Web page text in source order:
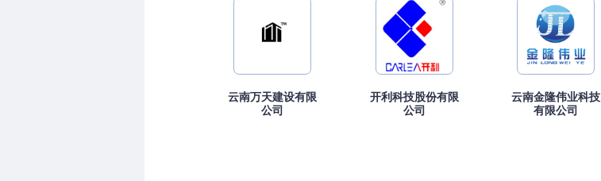
云南万天建设有限
公司
开利科技股份有限
公司
云南金隆伟业科技
有限公司